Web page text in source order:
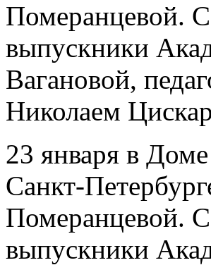
Померанцевой.
выпускники
Вагановой,
Николаем
23 января в
Санкт-
Померанцевой.
выпускники